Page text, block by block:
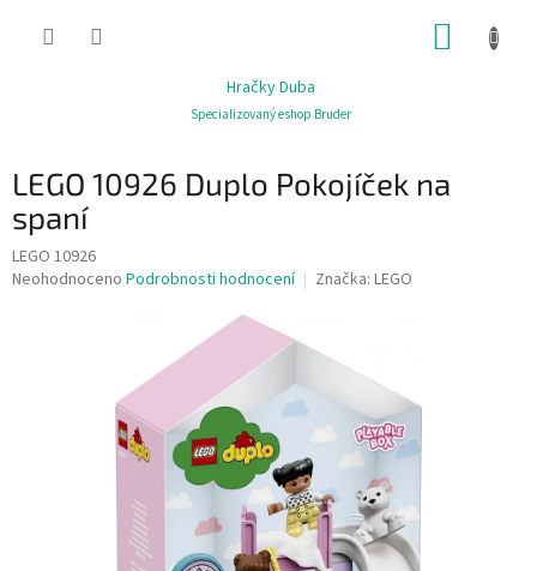
Hračky Duba
Specializovaný eshop Bruder
LEGO 10926 Duplo Pokojíček na
spaní
LEGO 10926
Průměrné
Neohodnoceno Podrobnosti hodnocení Značka: LEGO